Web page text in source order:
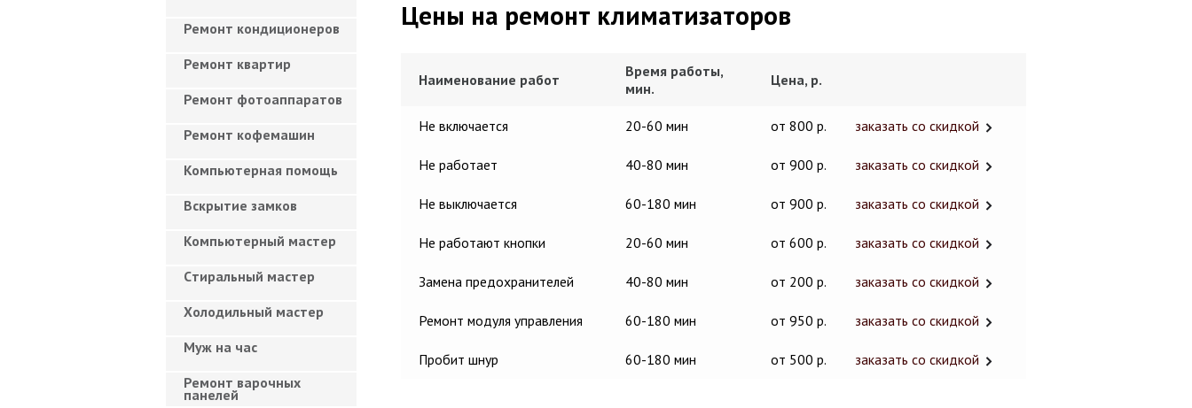
Цены на ремонт климатизаторов
Наименование работ
Время работы,
мин.
Цена, р.
Не включается 20-60 мин от 800 р. заказать со скидкой
Не работает 40-80 мин от 900 р. заказать со скидкой
Не выключается 60-180 мин от 900 р. заказать со скидкой
Не работают кнопки 20-60 мин от 600 р. заказать со скидкой
Замена предохранителей 40-80 мин от 200 р. заказать со скидкой
Ремонт модуля управления 60-180 мин от 950 р. заказать со скидкой
Пробит шнур 60-180 мин от 500 р. заказать со скидкой
Ремонт кондиционеров
Ремонт квартир
Ремонт фотоаппаратов
Ремонт кофемашин
Компьютерная помощь
Вскрытие замков
Компьютерный мастер
Cтиральный мастер
Холодильный мастер
Муж на час
Ремонт варочных
панелей